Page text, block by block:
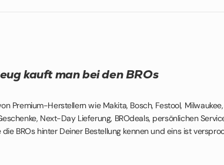
kauft man bei den BROs
Premium-Herstellern wie Makita, Bosch, Festool,
Next-Day Lieferung, BROdeals, persönlichen
BROs hinter Deiner Bestellung kennen und eins ist